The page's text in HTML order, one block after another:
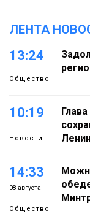
ЛЕНТА
13:24
Общество
10:19
Новости
14:33
08 августа
Общество